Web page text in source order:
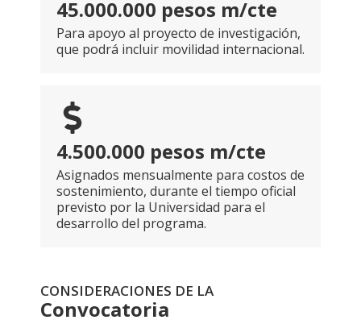
45.000.000 pesos m/cte
Para apoyo al proyecto de investigación,
que podrá incluir movilidad internacional.
4.500.000 pesos m/cte
Asignados mensualmente para costos de
sostenimiento, durante el tiempo oficial
previsto por la Universidad para el
desarrollo del programa.
CONSIDERACIONES DE LA
Convocatoria